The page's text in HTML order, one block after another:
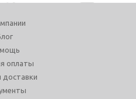
оплаты
доставки